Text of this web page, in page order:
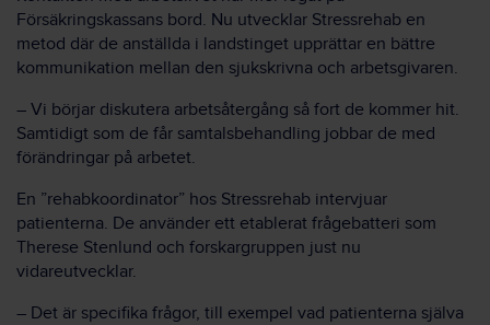
Försäkringskassans bord. Nu utvecklar Stressrehab en
metod där de anställda i landstinget upprättar en bättre
kommunikation mellan den sjukskrivna och arbetsgivaren.
– Vi börjar diskutera arbetsåtergång så fort de kommer hit.
Samtidigt som de får samtalsbehandling jobbar de med
förändringar på arbetet.
En ”rehabkoordinator” hos Stressrehab intervjuar
patienterna. De använder ett etablerat frågebatteri som
Therese Stenlund och forskargruppen just nu
vidareutvecklar.
– Det är specifika frågor, till exempel vad patienterna själva